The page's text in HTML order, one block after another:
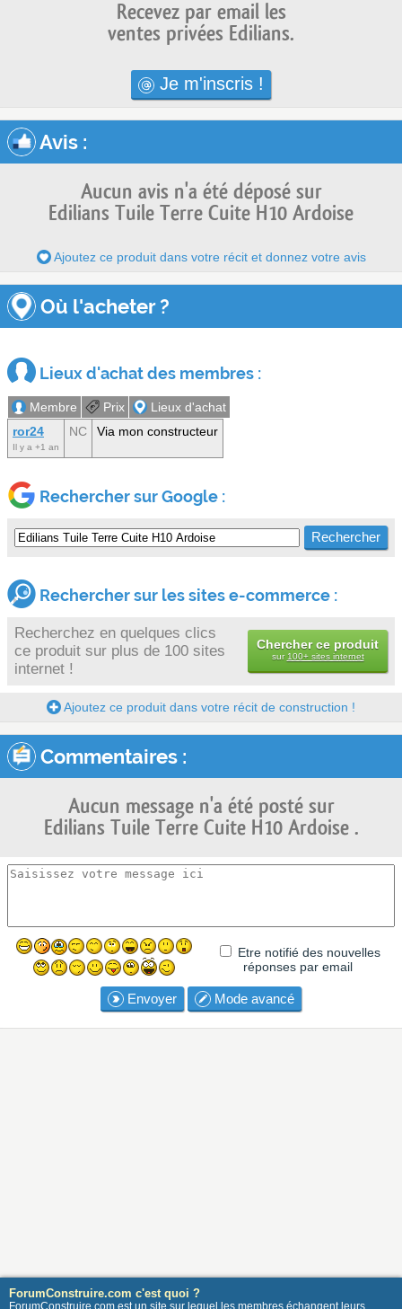
Recevez par email les
ventes privées Edilians.
Je m'inscris !
Avis :
Aucun avis n'a été déposé sur
Edilians Tuile Terre Cuite H10 Ardoise
Ajoutez ce produit dans votre récit et donnez votre avis
Où l'acheter ?
Lieux d'achat des membres :
Membre Prix
Lieux d'achat
ror24
Il y a +1 an
NC Via mon constructeur
Rechercher sur Google :
Rechercher sur les sites e-commerce :
Recherchez en quelques clics
ce produit sur plus de 100 sites
internet !
Chercher ce produit
sur 100+ sites internet
Ajoutez ce produit dans votre récit de construction !
Commentaires :
Aucun message n'a été posté sur
Edilians Tuile Terre Cuite H10 Ardoise .
Etre notifié des nouvelles
réponses par email
Envoyer Mode avancé
ForumConstruire.com c'est quoi ?
ForumConstruire.com est un site sur lequel les membres échangent leurs